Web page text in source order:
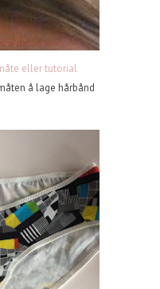
eller tutorial
å lage hårbånd